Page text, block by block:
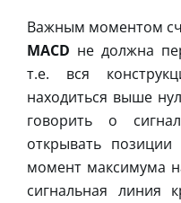
Важным моментом
MACD не должна
т.е. вся
находиться выше
говорить о
открывать
момент максимума
сигнальная линия